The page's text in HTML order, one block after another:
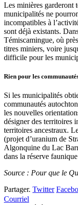
Les minières garderont
municipalités ne
incompatibles à
sont déjà existants.
Témiscamingue, où
titres miniers, voire
difficile pour les
Rien pour les
Si les municipalités
communautés
les nouvelles
désigner des territoires
territoires ancestraux.
(projet d’uranium de
Algonquine du Lac
dans la réserve
Source : Pour que le
Partager. Twitter
Courriel